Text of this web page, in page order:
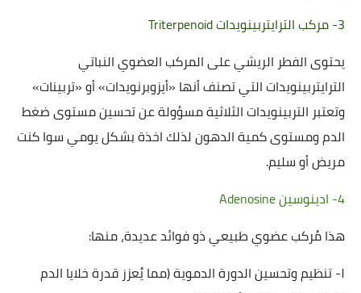
3- مركب الترايتربينويدات Triterpenoid
يحتوى الفطر الريشي على المركب العضوي النباتي
الترايتربينويدات التي تصنف أنها «أيزوبرنويدات» أو «تربينات»
وتعتبر التربينويدات الثلاثية مسؤولة عن تحسين مستوى ضغط
الدم ومستوى كمية الدهون لذلك اخذة بشكل يومي سوا كنت
مريض أو سليم.
4- ادينوسين Adenosine
هذا مُركب عضوي طبيعي ذو فوائد عديدة، منها:
١- تنظيم وتحسين الدورة الدموية (مما يُعزز قدرة خلايا الدم